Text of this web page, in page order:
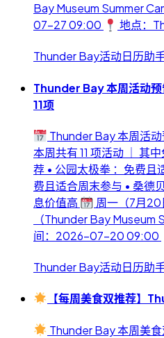
Bay Museum Summer
07-27 09:00
地点：
Thunder Bay活动日历助
Thunder Bay 本周活动
11项
Thunder Bay 本周活
本周共有 11 项活动 ｜ 其
荐 • 公园太极拳 ：免费且
费且适合周末参与 • 桑德
息价值高
周一（7月20
（Thunder Bay Museum
间：2026-07-20 09:00
Thunder Bay活动日历助
【每周美食双推荐】
Thunder Bay 本周美